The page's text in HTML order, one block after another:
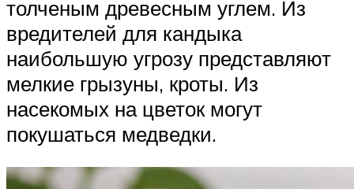
толченым древесным углем. Из
вредителей для кандыка
наибольшую угрозу представляют
мелкие грызуны, кроты. Из
насекомых на цветок могут
покушаться медведки.